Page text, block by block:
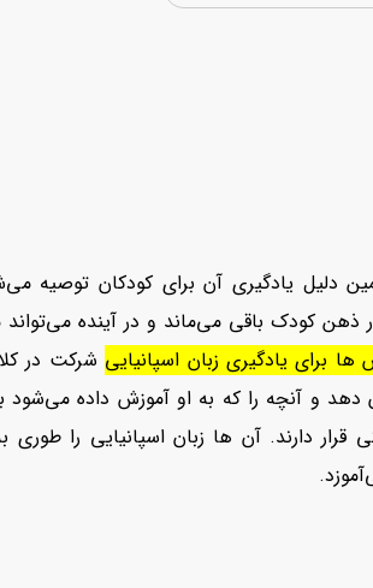
دلیل یادگیری آن برای کودکان توصیه
کودک باقی می‌ماند و در آینده می‌تواند
ها برای یادگیری زبان اسپانیایی شرکت در
و آنچه را که به او آموزش داده می‌شود
قرار دارند. آن ها زبان اسپانیایی را